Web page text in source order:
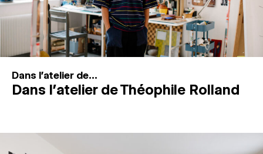
Recherche
Connexion
Dans l'atelier de...
Dans l’atelier de Théophile Rolland